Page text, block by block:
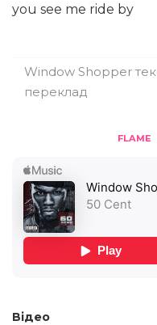
you see me ride by
Window Shopper
переклад
FLAME
Відео